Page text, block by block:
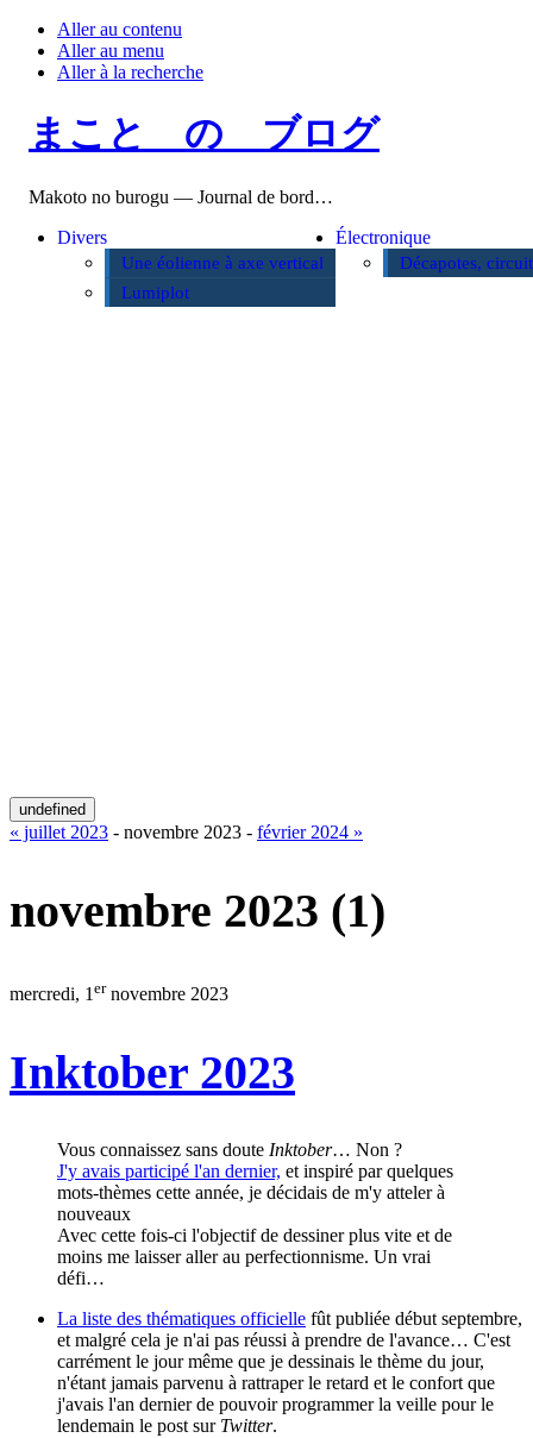
Aller au contenu
Aller au menu
Aller à la recherche
まこと の ブログ
Makoto no burogu — Journal de bord…
Divers
Une éolienne à axe vertical
Lumiplot
Électronique
Décapotes,
undefined
« juillet 2023 - novembre 2023 - février 2024 »
novembre 2023 (1)
mercredi, 1 ernovembre 2023
Inktober 2023
Vous connaissez sans doute Inktober… Non ?
J'y avais participé l'an dernier, et inspiré par quelques
mots-thèmes cette année, je décidais de m'y atteler à
nouveaux
Avec cette fois-ci l'objectif de dessiner plus vite et de
moins me laisser aller au perfectionnisme. Un vrai
défi…
La liste des thématiques officielle fût publiée début septembre,
et malgré cela je n'ai pas réussi à prendre de l'avance… C'est
carrément le jour même que je dessinais le thème du jour,
n'étant jamais parvenu à rattraper le retard et le confort que
j'avais l'an dernier de pouvoir programmer la veille pour le
lendemain le post sur Twitter.